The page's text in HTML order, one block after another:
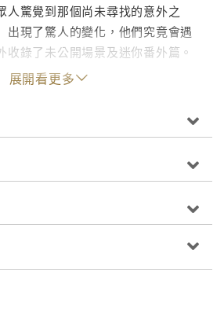
人驚覺到那個尚未尋找的意外之
現了驚人的變化，他們究竟會遇
收錄了未公開場景及迷你番外篇。
展開看更多